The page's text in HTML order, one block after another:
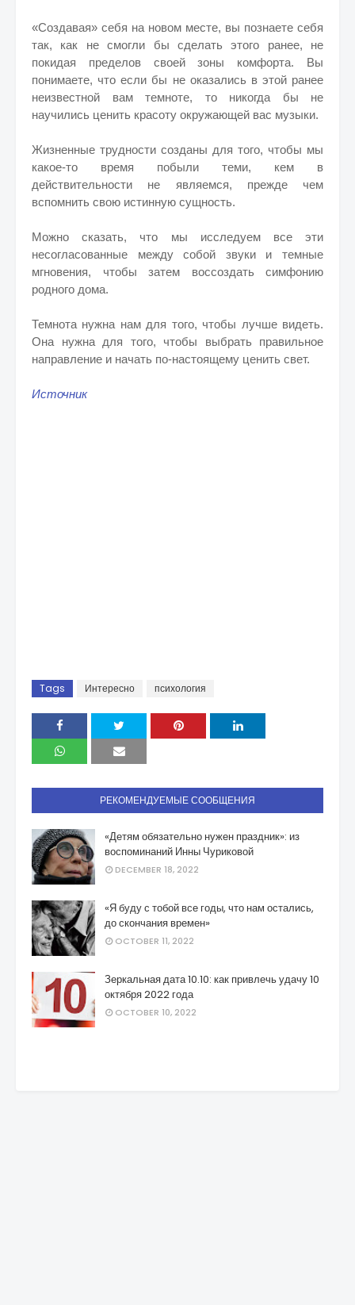
«Создавая» себя на новом месте, вы познаете себя
так, как не смогли бы сделать этого ранее, не
покидая пределов своей зоны комфорта. Вы
понимаете, что если бы не оказались в этой ранее
неизвестной вам темноте, то никогда бы не
научились ценить красоту окружающей вас музыки.
Жизненные трудности созданы для того, чтобы мы
какое-то время побыли теми, кем в
действительности не являемся, прежде чем
вспомнить свою истинную сущность.
Можно сказать, что мы исследуем все эти
несогласованные между собой звуки и темные
мгновения, чтобы затем воссоздать симфонию
родного дома.
Темнота нужна нам для того, чтобы лучше видеть.
Она нужна для того, чтобы выбрать правильное
направление и начать по-настоящему ценить свет.
Источник
Tags Интересно психология
РЕКОМЕНДУЕМЫЕ СООБЩЕНИЯ
«Детям обязательно нужен праздник»: из
воспоминаний Инны Чуриковой
DECEMBER 18, 2022
«Я буду с тобой все годы, что нам остались,
до скончания времен»
OCTOBER 11, 2022
Зеркальная дата 10.10: как привлечь удачу 10
октября 2022 года
OCTOBER 10, 2022